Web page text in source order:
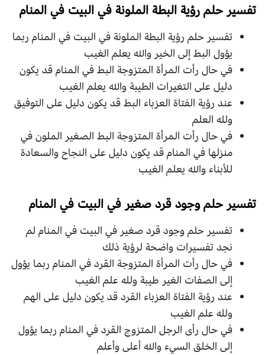
تفسير حلم رؤية البطة الملونة في البيت في المنام
تفسير حلم رؤية البطة الملونة في البيت في المنام ربما
يؤول البط إلى الخير والله يعلم الغيب
في حال رأت المرأة المتزوجة البط في المنام قد يكون
دليل على التغيرات الطيبة والله يعلم الغيب
عند رؤية الفتاة العزباء البط قد يكون دليل على التوفيق
ولله العلم
في حال رأت المرأة المتزوجة البط الصغير الملون في
منزلها في المنام قد يكون دليل على النجاح والسعادة
للأبناء والله يعلم الغيب
تفسير حلم وجود قرد صغير في البيت في المنام
تفسير حلم وجود قرد صغير في البيت في المنام لم
نجد تفسيرات واضحة لرؤية ذلك
في حال رأت المرأة المتزوجة القرد في المنام ربما يؤول
إلى الصفات الغير طيبة ولله علم الغيب
عند رؤية الفتاة العزباء القرد قد يكون دليل على الهم
ولله علم الغيب
في حال رأى الرجل المتزوج القرد في المنام ربما يؤول
إلى الخلق السيء والله أعلى وأعلم